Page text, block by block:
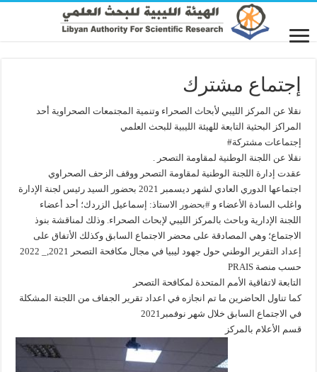
إجتماع مشترك
نقلا عن المركز الليبي لأبحاث الصحراء وتنمية المجتمعات الصحراوية أحد
المراكز البحثية التابعة للهيئة الليبية للبحث العلمي
إجتماعات مشتركة#
نقلا عن اللجنة الوطنية لمقاومة التصحر .
عقدت إدارة اللجنة الوطنية لمقاومة التصحر ووقف الزحف الصحراوي
اجتماعها الدوري العادي لشهر ديسمبر 2021 بحضور السيد رئيس لجنة الإدارة
واغلب السادة الأعضاء و#بحضور
الاستاذ: إسماعيل الزردك؛ أحد أعضاء
اللجنة الإدارية وباحث بالمركز الليبي لإبحاث الصحراء. وذلك لمناقشة بنوذ
الاجتماع؛ وهي المصادقة على محضر الاجتماع السابق وكذلك الأتفاق على
إعداد التقرير الوطني حول جهود ليبيا في مجال مكافحة التصحر 2021,_ 2022
حسب منصة PRAIS
التابعة لاتفاقية الأمم المتحدة لمكافحة التصحر
كما تناول الحاضرين ما تم انجازه في اعداد تقرير الجفاف من اللجنة المشكلة
في الاجتماع السابق خلال شهر نوفمبر2021
قسم الأعلام بالمركز